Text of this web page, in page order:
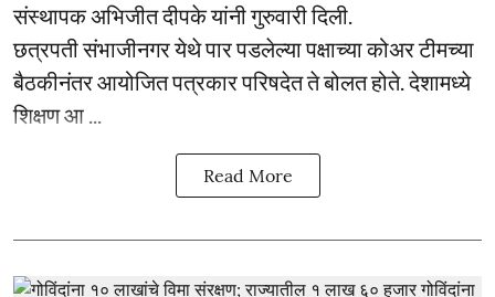
संस्थापक अभिजीत दीपके यांनी गुरुवारी दिली.
छत्रपती संभाजीनगर येथे पार पडलेल्या पक्षाच्या कोअर टीमच्या
बैठकीनंतर आयोजित पत्रकार परिषदेत ते बोलत होते. देशामध्ये
शिक्षण आ ...
Read More